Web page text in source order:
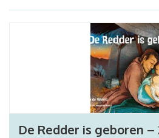
De Redder is geboren –